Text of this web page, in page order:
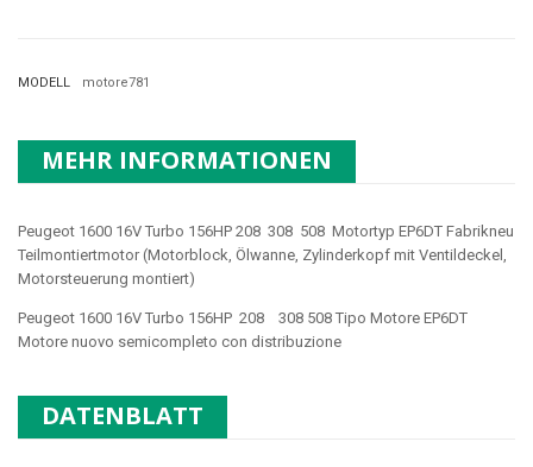
MODELL motore781
MEHR INFORMATIONEN
Peugeot 1600 16V Turbo 156HP 208 308 508 Motortyp EP6DT Fabrikneu
Teilmontiertmotor (Motorblock, Ölwanne, Zylinderkopf mit Ventildeckel,
Motorsteuerung montiert)
Peugeot 1600 16V Turbo 156HP 208 308 508 Tipo Motore EP6DT
Motore nuovo semicompleto con distribuzione
DATENBLATT